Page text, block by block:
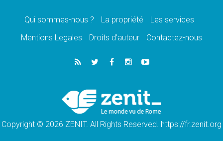
07.08.2026
lancement des «dix jours de prière pour la
06.08.2026
Préparatifs des JMJ 2027 à Séoul: «c'est
Chrétiens et confucéens: respect et sagesse
pour relever les «défis urgents»
Qui sommes-nous ? La propriété
Les services
Mentions Legales
Droits d’auteur Contactez-nous
Copyright © 2026 ZENIT. All Rights Reserved. https://fr.zenit.org